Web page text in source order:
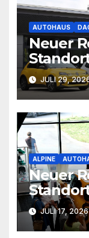
AUTOHAUS
Neuer
eröffnet
JULI 29,
ALPINE
Neuer
JULI 17, 2026